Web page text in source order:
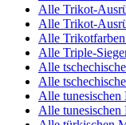
Alle Trikot-
Alle Trikot-
Alle
Alle Triple-
Alle
Alle
Alle tunesischen
Alle tunesischen